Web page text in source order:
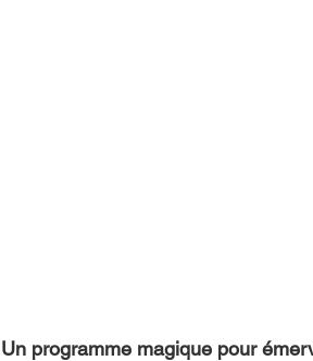
Un programme magique pour